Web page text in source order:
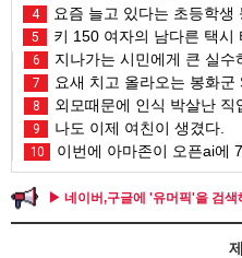
4 요즘 늘고 있다는 초등학생
5 키 150 여자의 남다른 택시
6 지나가는 시민에게 큰 실수
7 요새 치고 올라오는 봉화군
8 외모때문에 인식 박살난 직
9 나도 이제 여친이 생겼다.
10 이번에 아마존이 오픈ai에
▶ 네이버,구글에 '유머픽'을 검색